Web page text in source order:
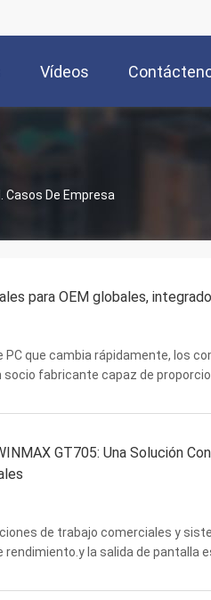
Vídeos
Casos De Empresa
para OEM globales,
PC que cambia rápidamente, los
fabricante capaz de
GT705: Una Solución
de trabajo comerciales y
la salida de pantalla